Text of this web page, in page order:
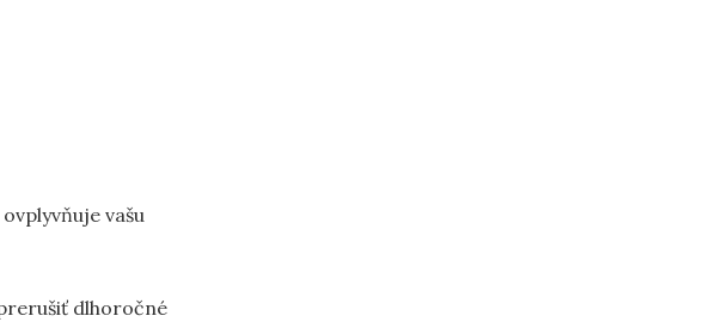
vašu
dlhoročné